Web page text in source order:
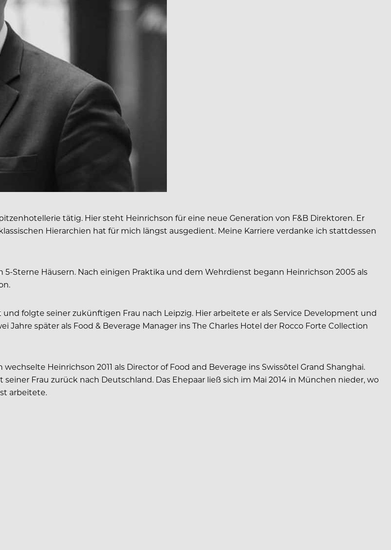
tätig. Hier steht Heinrichson für eine neue Generation von F&B Direktoren. Er
Hierarchien hat für mich längst ausgedient. Meine Karriere verdanke ich stattdessen
Sterne Häusern. Nach einigen Praktika und dem Wehrdienst begann Heinrichson 2005 als
folgte seiner zukünftigen Frau nach Leipzig. Hier arbeitete er als Service Development und
Jahre später als Food & Beverage Manager ins The Charles Hotel der Rocco Forte Collection
Heinrichson 2011 als Director of Food and Beverage ins Swissôtel Grand Shanghai.
Frau zurück nach Deutschland. Das Ehepaar ließ sich im Mai 2014 in München nieder, wo
arbeitete.